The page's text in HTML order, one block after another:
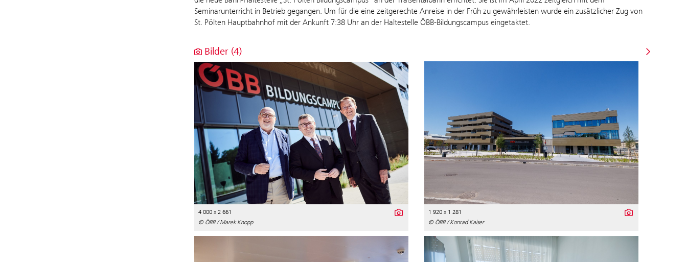
Seminarunterricht in Betrieb gegangen. Um für die eine zeitgerechte Anreise in der Früh zu gewährleisten wurde ein zusätzlicher Zug von
St. Pölten Hauptbahnhof mit der Ankunft 7:38 Uhr an der Haltestelle ÖBB-Bildungscampus eingetaktet.
Bilder (4)
4 000 x 2 661
© ÖBB / Marek Knopp
1 920 x 1 281
© ÖBB / Konrad Kaiser